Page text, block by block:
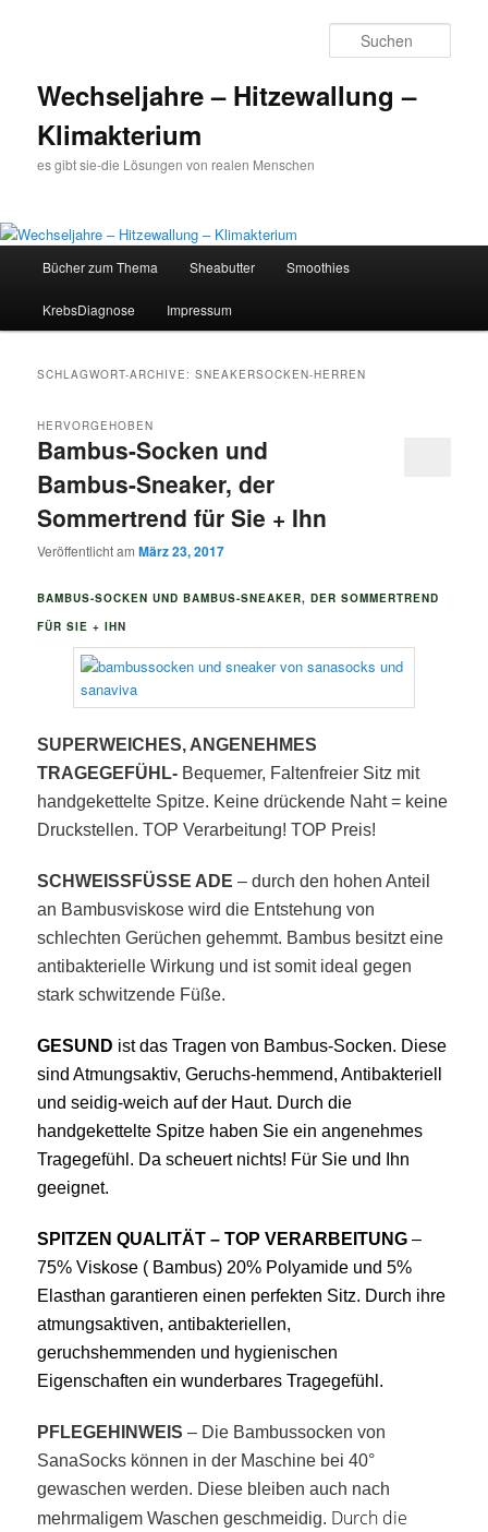
Wechseljahre – Hitzewallung –
Klimakterium
es gibt sie-die Lösungen von realen Menschen
Zum
Inhalt
Zum
sekundären
Bücher zum Thema Sheabutter Smoothies
KrebsDiagnose Impressum
SCHLAGWORT-ARCHIVE:SNEAKERSOCKEN-HERREN
Bambus-Socken und
Bambus-Sneaker, der
Sommertrend für Sie + Ihn
HERVORGEHOBEN
Veröffentlicht amMärz 23, 2017
BAMBUS-SOCKEN UND BAMBUS-SNEAKER, DER SOMMERTREND
FÜR SIE + IHN
SUPERWEICHES, ANGENEHMES
TRAGEGEFÜHL- Bequemer, Faltenfreier Sitz mit
handgekettelte Spitze. Keine drückende Naht = keine
Druckstellen. TOP Verarbeitung!TOP Preis!
SCHWEISSFÜSSE ADE – durch den hohen Anteil
an Bambusviskose wird die Entstehung von
schlechten Gerüchen gehemmt. Bambus besitzt eine
antibakterielle Wirkung und ist somit ideal gegen
stark schwitzende Füße.
GESUND ist das Tragen von Bambus-Socken. Diese
sind Atmungsaktiv, Geruchs-hemmend, Antibakteriell
undseidig-weich auf der Haut. Durch die
handgekettelte Spitze haben Sie ein angenehmes
Tragegefühl. Da scheuert nichts! Für Sie und Ihn
geeignet.
SPITZEN QUALITÄT – TOP VERARBEITUNG –
75% Viskose ( Bambus) 20% Polyamide und 5%
Elasthan garantieren einen perfekten Sitz. Durch ihre
atmungsaktiven, antibakteriellen,
geruchshemmenden und hygienischen
Eigenschaften ein wunderbares Tragegefühl.
PFLEGEHINWEIS – Die Bambussocken von
SanaSocks können in der Maschine bei 40°
gewaschen werden. Diese bleiben auch nach
mehrmaligem Waschen geschmeidig. Durch die